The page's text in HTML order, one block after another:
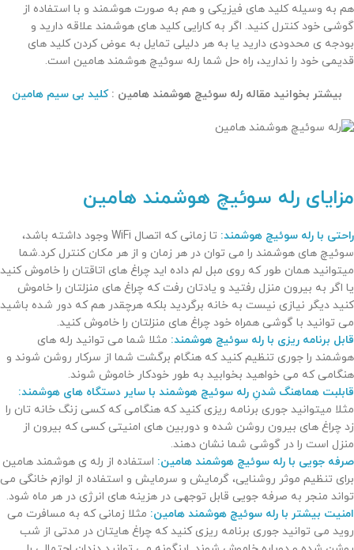
هم به وسیله کلید های فیزیکی و هم به صورت هوشمند و با استفاده از
گوشی خود کنترل کنید. اگر به کارایی کلید های هوشمند علاقه دارید و
بودجه ی محدودی دارید یا به هر دلیلی تمایل به عوض کردن کلید های
قدیمی خود را ندارید، راه حل شما رله سوئیچ هوشمند هامین است.
بیشتر بخوانید مقاله رله سوئیچ هوشمند هامین :کلید بی سیم هامین
مزایای رله سوئیچ هوشمند هامین
راحتی با رله سوئیچ هوشمند:
تا زمانی که اتصال WiFi وجود داشته باشد،
سوئیچ های هوشمند را می توان در هر زمان و از هر مکان کنترل کرد.شما
میتوانید همان طور که روی مبل لم داده اید چراغ های اتاقتان را خاموش کنید
یا اگر به بیرون منزل رفتید و یادتان رفت که چراغ های منزلتان را خاموش
کنید دیگر نیازی نیست به خانه برگردید بلکه هرچقدر هم که دور شده باشید
می توانید با گوشی همراه خود چراغ های منزلتان را خاموش کنید.
قابل برنامه ریزی با رله سوئیچ هوشمند: مثلا شما می توانید رله های
هوشمند را جوری تنظیم کنید که هنگام برگشت شما از سرکار روشن شوند و
هنگامی که می خواهید بخوابید به طور خودکار خاموش شوند.
قابلبت هماهنگ شدنِ رله سوئیچ هوشمند با سایر دستگاه های هوشمند:
مثلا میتوانید جوری برنامه ریزی کنید که هنگامی که کسی زنگ خانه تان را
زد چراغ های بیرون روشن شده و دوربین های امنیتی کسی که بیرون از
منزل است را در گوشی شما نشان دهند.
صرفه جویی با رله سوئیچ هوشمند هامین: استفاده از رله ی هوشمند هامین
برای تنظیم موثر روشنایی، گرمایش و سرمایش و استفاده از لوازم خانگی می
تواند منجر به صرفه جویی قابل توجهی در هزینه های انرژی در هر ماه شود.
امنیت بیشتر با رله سوئیچ هوشمند هامین: مثلا زمانی که به مسافرت می
روید می توانید جوری برنامه ریزی کنید که چراغ هایتان در مدتی از شب